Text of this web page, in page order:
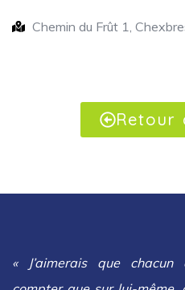
Chemin du Frût 1,
Retour
« J’aimerais que